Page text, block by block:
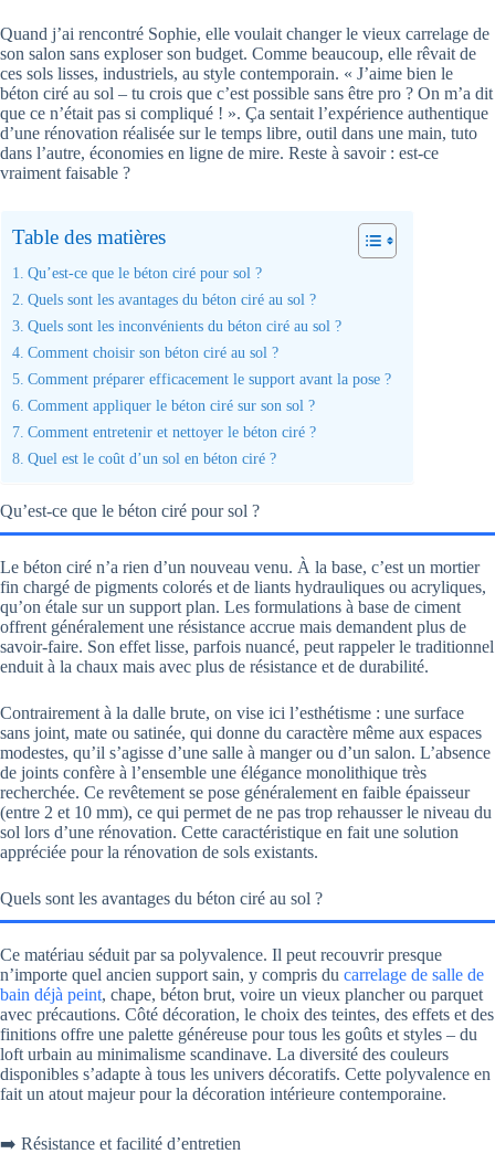
Quand j’ai rencontré Sophie, elle voulait changer le vieux carrelage de
son salon sans exploser son budget. Comme beaucoup, elle rêvait de
ces sols lisses, industriels, au style contemporain. « J’aime bien le
béton ciré au sol – tu crois que c’est possible sans être pro ? On m’a dit
que ce n’était pas si compliqué ! ». Ça sentait l’expérience authentique
d’une rénovation réalisée sur le temps libre, outil dans une main, tuto
dans l’autre, économies en ligne de mire. Reste à savoir : est-ce
vraiment faisable ?
Table des matières
Qu’est-ce que le béton ciré pour sol ?
Quels sont les avantages du béton ciré au sol ?
Quels sont les inconvénients du béton ciré au sol ?
Comment choisir son béton ciré au sol ?
Comment préparer efficacement le support avant la pose ?
Comment appliquer le béton ciré sur son sol ?
Comment entretenir et nettoyer le béton ciré ?
Quel est le coût d’un sol en béton ciré ?
Qu’est-ce que le béton ciré pour sol ?
Le béton ciré n’a rien d’un nouveau venu. À la base, c’est un mortier
fin chargé de pigments colorés et de liants hydrauliques ou acryliques,
qu’on étale sur un support plan. Les formulations à base de ciment
offrent généralement une résistance accrue mais demandent plus de
savoir-faire. Son effet lisse, parfois nuancé, peut rappeler le traditionnel
enduit à la chaux mais avec plus de résistance et de durabilité.
Contrairement à la dalle brute, on vise ici l’esthétisme : une surface
sans joint, mate ou satinée, qui donne du caractère même aux espaces
modestes, qu’il s’agisse d’une salle à manger ou d’un salon. L’absence
de joints confère à l’ensemble une élégance monolithique très
recherchée. Ce revêtement se pose généralement en faible épaisseur
(entre 2 et 10 mm), ce qui permet de ne pas trop rehausser le niveau du
sol lors d’une rénovation. Cette caractéristique en fait une solution
appréciée pour la rénovation de sols existants.
Quels sont les avantages du béton ciré au sol ?
Ce matériau séduit par sa polyvalence. Il peut recouvrir presque
n’importe quel ancien support sain, y compris du carrelage de salle de
bain déjà peint, chape, béton brut, voire un vieux plancher ou parquet
avec précautions. Côté décoration, le choix des teintes, des effets et des
finitions offre une palette généreuse pour tous les goûts et styles – du
loft urbain au minimalisme scandinave. La diversité des couleurs
disponibles s’adapte à tous les univers décoratifs. Cette polyvalence en
fait un atout majeur pour la décoration intérieure contemporaine.
➡️ Résistance et facilité d’entretien